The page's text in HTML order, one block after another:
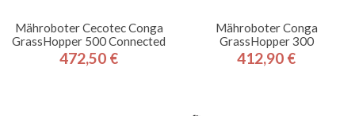
Mähroboter Cecotec Conga
GrassHopper 500 Connected
Preis
472,50 €
Mähroboter Conga
GrassHopper 300
Preis
412,90 €